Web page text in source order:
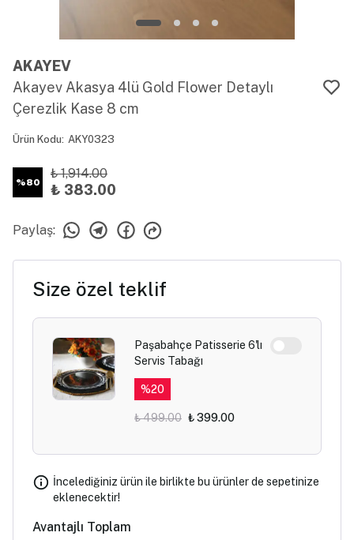
AKAYEV
Akayev Akasya 4lü Gold Flower Detaylı
Çerezlik Kase 8 cm
Ürün Kodu: AKY0323
%80
₺ 1,914.00
₺ 383.00
Paylaş:
Size özel teklif
Paşabahçe Patisserie 6'lı
Servis Tabağı
%20
₺ 499.00 ₺ 399.00
İncelediğiniz ürün ile birlikte bu ürünler de sepetinize
eklenecektir!
Avantajlı Toplam